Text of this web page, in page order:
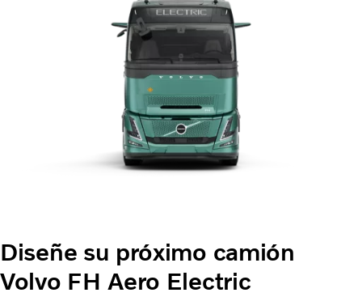
Diseñe su próximo camión
Volvo FH Aero Electric